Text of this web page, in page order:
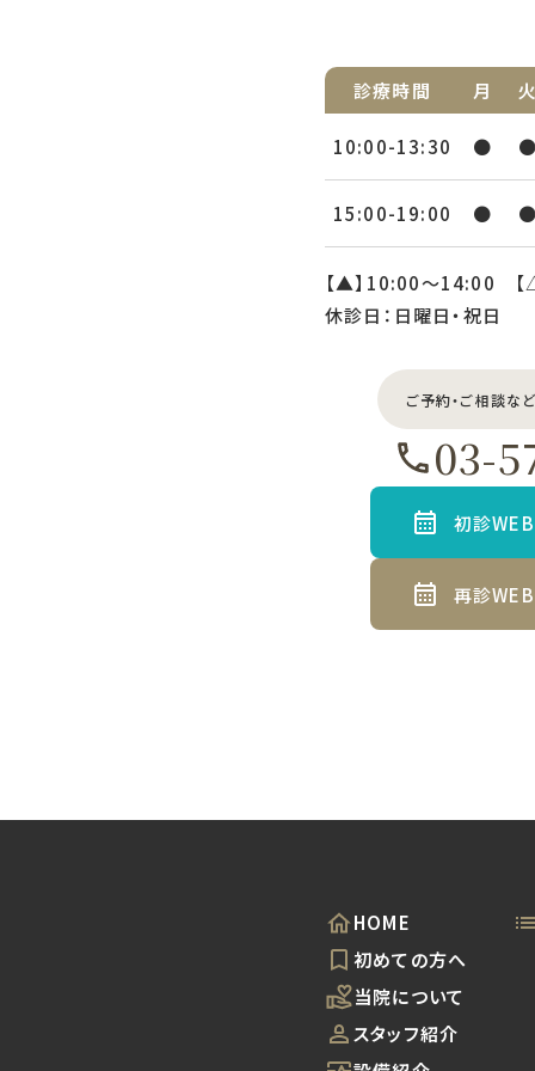
診療時間 月 火
10:00-13:30 ● ●
15:00-19:00 ● ●
【▲】10:00〜14:00
休診日：日曜日・祝日
ご予約・ご相談な
03-
初診
再診
HOME
初めての方へ
当院について
スタッフ紹介